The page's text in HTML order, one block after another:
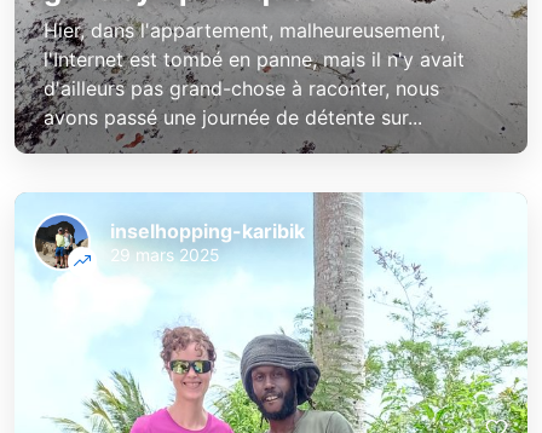
Hier, dans l'appartement, malheureusement,
l'Internet est tombé en panne, mais il n'y avait
d'ailleurs pas grand-chose à raconter, nous
avons passé une journée de détente sur...
inselhopping-karibik
29 mars 2025